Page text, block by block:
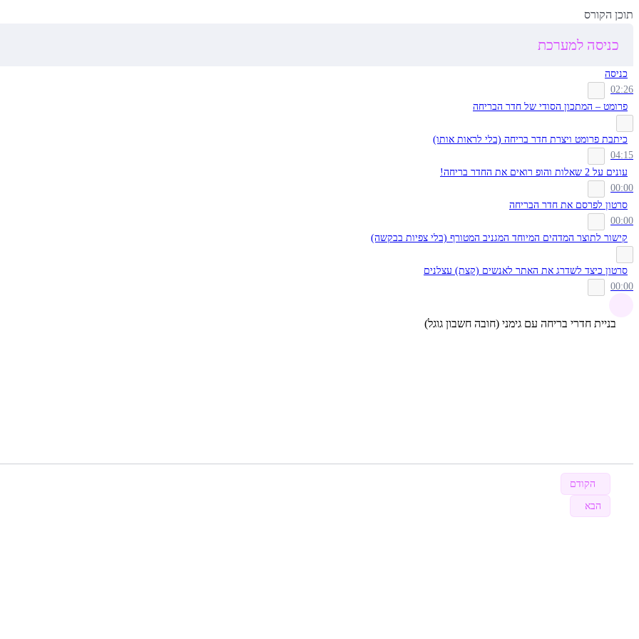
תוכן הקורס
כניסה למערכת
כניסה
02:26
פרומט – המתכון הסודי של חדר הבריחה
כיתבת פרומט ויצרת חדר בריחה (בלי לראות אותו)
04:15
עונים על 2 שאלות והופ רואים את החדר בריחה!
00:00
סרטון לפרסם את חדר הבריחה
00:00
קישור לתוצר המדהים המיוחד המגניב המטורף (בלי צפיות בבקשה)
סרטון כיצד לשדרג את האתר לאנשים (קצת) עצלנים
00:00
בניית חדרי בריחה עם גימני (חובה חשבון גוגל)
הקודם
הבא